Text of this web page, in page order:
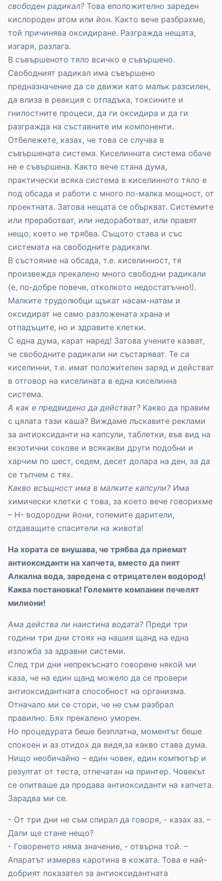
свободен радикал? Това еположително зареден
кислороден атом или йон. Както вече разбрахме,
той причинява оксидиране. Разгражда нещата,
изгаря, разлага.
В съвършеното тяло всичко е съвършено.
Свободният радикал има съвършено
предназначение да се движи като малък разсилен,
да влиза в реакция с отпадъка, токсините и
гнилостните процеси, да ги оксидира и да ги
разгражда на съставните им компоненти.
Отбележете, казах, че това се случва в
съвършената система. Киселинната система обаче
не е съвършена. Както вече стана дума,
практически всяка система в киселинното тяло е
под обсада и работи с много по-малка мощност, от
проектната. Затова нещата се объркват. Системите
или преработват, или недоработват, или правят
нещо, което не трябва. Същото става и със
системата на свободните радикали.
В състояние на обсада, т.е. киселинност, тя
произвежда прекалено много свободни радикали
(е, по-добре повече, отколкото недостатъчно!).
Малките трудолюбци щъкат насам-натам и
оксидират не само разложената храна и
отпадъците, но и здравите клетки.
С една дума, карат наред! Затова учените казват,
че свободните радикали ни състаряват. Те са
киселинни, т.е. имат положителен заряд и действат
в отговор на киселината в една киселинна
система.
А как е предвидено да действат? Какво да правим
с цялата тази каша? Виждаме лъскавите реклами
за антиоксиданти на капсули, таблетки, във вид на
екзотични сокове и всякакви други подобни и
харчим по шест, седем, десет долара на ден, за да
се тъпчем с тях.
Какво всъщност има в малките капсули? Има
химически клетки с това, за което вече говорихме
– Н- водородни йони, големите дарители,
отдаващите спасители на живота!
На хората се внушава, че трябва да приемат
антиоксиданти на хапчета, вместо да пият
Алкална вода, заредена с отрицателен водород!
Каква постановка! Големите компании печелят
милиони!
Ама действа ли наистина водата? Преди три
години три дни стоях на нашия щанд на една
изложба за здравни системи.
След три дни непрекъснато говорене някой ми
каза, че на един щанд можело да се провери
антиоксидантната способност на организма.
Отначало ми се стори, че не съм разбрал
правилно. Бях прекалено уморен.
Но процедурата беше безплатна, моментът беше
спокоен и аз отидох да видя,за какво става дума.
Нищо необичайно – един човек, един компютър и
резултат от теста, отпечатан на принтер. Човекът
се опитваше да продава антиоксиданти на хапчета.
Зарадва ми се.
- От три дни не съм спирал да говоря, - казах аз. –
Дали ще стане нещо?
- Говоренето няма значение, - отвърна той. –
Апаратът измерва каротина в кожата. Това е най-
добрият показател за антиоксидантната